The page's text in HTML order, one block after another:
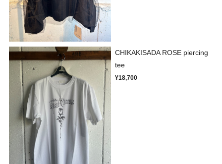
CHIKAKISADA ROSE piercing
tee
¥18,700